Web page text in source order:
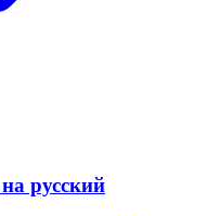
русский